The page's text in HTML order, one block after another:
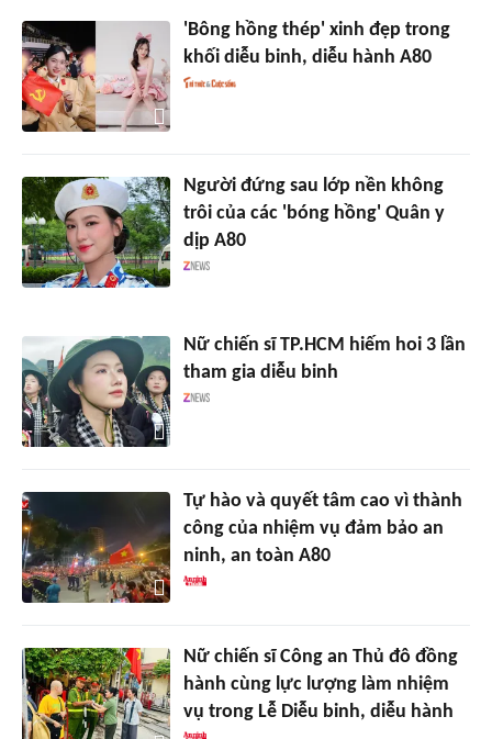
'Bông hồng thép' xinh đẹp trong
khối diễu binh, diễu hành A80
Người đứng sau lớp nền không
trôi của các 'bóng hồng' Quân y
dịp A80
Nữ chiến sĩ TP.HCM hiếm hoi 3 lần
tham gia diễu binh
Tự hào và quyết tâm cao vì thành
công của nhiệm vụ đảm bảo an
ninh, an toàn A80
Nữ chiến sĩ Công an Thủ đô đồng
hành cùng lực lượng làm nhiệm
vụ trong Lễ Diễu binh, diễu hành